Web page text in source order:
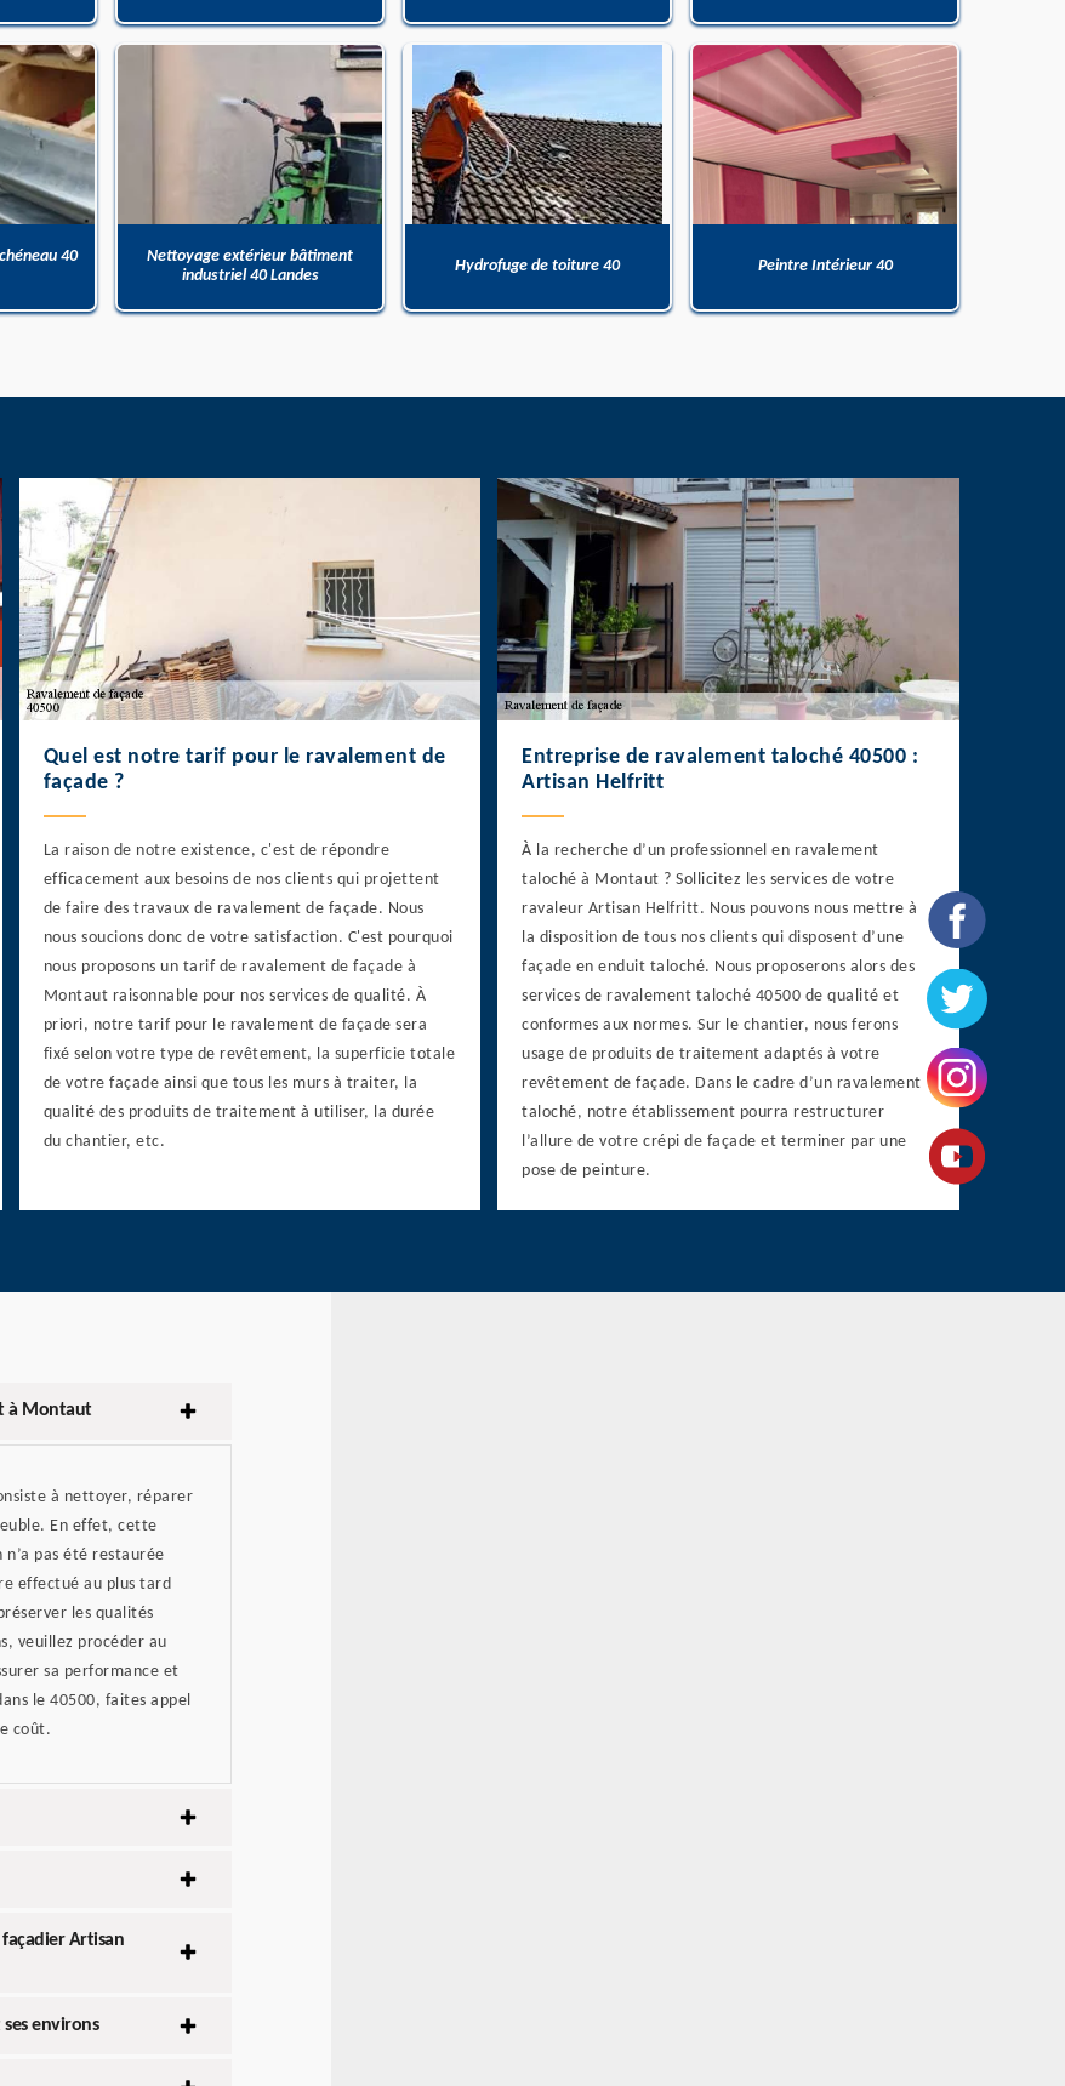
40
Nettoyage extérieur bâtiment
industriel 40 Landes
Hydrofuge de toiture 40 Peintre Intérieur 40
Quel est notre tarif pour le ravalement de
façade ?
La raison de notre existence, c'est de répondre
efficacement aux besoins de nos clients qui projettent
de faire des travaux de ravalement de façade. Nous
nous soucions donc de votre satisfaction. C'est pourquoi
nous proposons un tarif de ravalement de façade à
Montaut raisonnable pour nos services de qualité. À
priori, notre tarif pour le ravalement de façade sera
fixé selon votre type de revêtement, la superficie totale
de votre façade ainsi que tous les murs à traiter, la
qualité des produits de traitement à utiliser, la durée
du chantier, etc.
Entreprise de ravalement taloché 40500 :
Artisan Helfritt
À la recherche d’un professionnel en ravalement
taloché à Montaut ? Sollicitez les services de votre
ravaleur Artisan Helfritt. Nous pouvons nous mettre à
la disposition de tous nos clients qui disposent d’une
façade en enduit taloché. Nous proposerons alors des
services de ravalement taloché 40500 de qualité et
conformes aux normes. Sur le chantier, nous ferons
usage de produits de traitement adaptés à votre
revêtement de façade. Dans le cadre d’un ravalement
taloché, notre établissement pourra restructurer
l’allure de votre crépi de façade et terminer par une
pose de peinture.
à Montaut
à nettoyer, réparer
En effet, cette
pas été restaurée
effectué au plus tard
les qualités
veuillez procéder au
sa performance et
le 40500, faites appel
coût.
Artisan
environs